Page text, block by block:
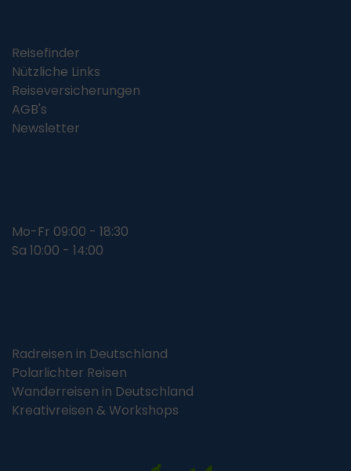
Reisefinder
Nützliche Links
Reiseversicherungen
AGB's
Newsletter
Mo-Fr 09:00 - 18:30
Sa 10:00 - 14:00
Radreisen in Deutschland
Polarlichter Reisen
Wanderreisen in Deutschland
Kreativreisen & Workshops